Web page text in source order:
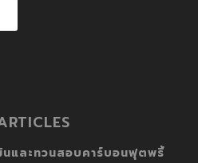
นและทวนสอบคาร์บอนฟุตพริ้